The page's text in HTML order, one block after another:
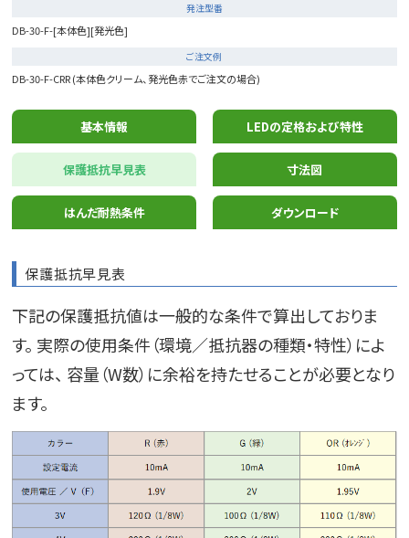
発注型番
DB-30-F-[本体色][発光色]
ご注文例
DB-30-F-CRR (本体色クリーム、発光色赤でご注文の場合)
基本情報 LEDの定格および特性
保護抵抗早見表 寸法図
はんだ耐熱条件 ダウンロード
保護抵抗早見表
下記の保護抵抗値は一般的な条件で算出しておりま
す。 実際の使用条件（環境／抵抗器の種類・特性）によ
っては、 容量（W数）に余裕を持たせることが必要となり
ます。